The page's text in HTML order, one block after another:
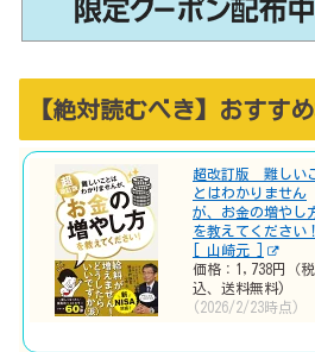
【絶対読むべき】おすす
超改訂版 難しい
とはわかりません
が、お金の増やし
を教えてください！
[ 山崎元 ]
価格：1,738円（税
込、送料無料)
(2026/2/23時点)